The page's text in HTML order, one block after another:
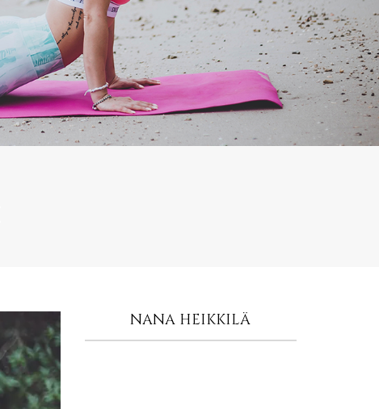
NANA HEIKKILÄ